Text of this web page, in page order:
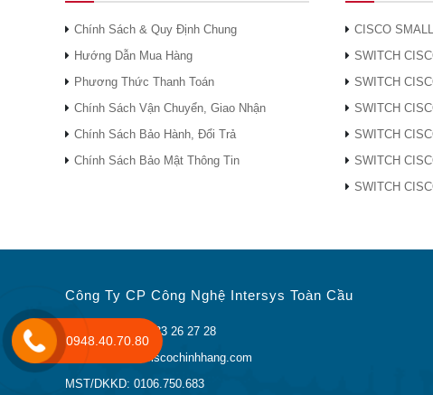
Chính Sách & Quy Định Chung
Hướng Dẫn Mua Hàng
Phương Thức Thanh Toán
Chính Sách Vận Chuyển, Giao Nhận
Chính Sách Bảo Hành, Đổi Trả
Chính Sách Bảo Mật Thông Tin
CISCO
SWITCH
SWITCH
SWITCH
SWITCH
SWITCH
SWITCH
Công Ty CP Công Nghệ Intersys Toàn Cầu
Điện thoại: (024) 33 26 27 28
Email: lienhe@ciscochinhhang.com
MST/DKKD: 0106.750.683
0948.40.70.80